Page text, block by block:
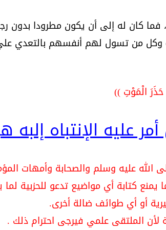
فما كان له إلى أن يكون مطرودا بدون
وكل من تسول لهم أنفسهم بالتعدي
الْمَوْتِ ))
عليه الإنتباه إلبه
الله عليه وسلم والصحابة وأمهات
كتابة أي مواضيع تدعو للحزبية
أو أي طوائف ضالة أخرى.
الملتقى علمي فيرجى احترام ذلك .